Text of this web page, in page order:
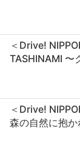
＜Drive!
TASHINAMI 〜
＜Drive!
森の自然に抱